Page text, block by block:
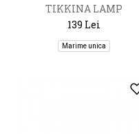
TIKKINA LAMP
139 Lei
Marime unica